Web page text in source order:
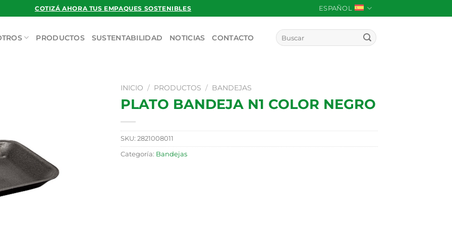
COTIZÁ AHORA TUS EMPAQUES SOSTENIBLES ESPAÑOL
PRODUCTOS SUSTENTABILIDAD NOTICIAS CONTACTO
Buscar
por:
INICIO / PRODUCTOS / BANDEJAS
PLATO BANDEJA N1 COLOR NEGRO
SKU: 2821008011
Categoría: Bandejas